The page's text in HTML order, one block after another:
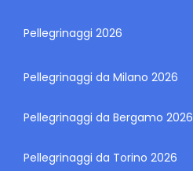
Pellegrinaggi 2026
Pellegrinaggi da Milano 2026
Pellegrinaggi da Bergamo 2026
Pellegrinaggi da Torino 2026